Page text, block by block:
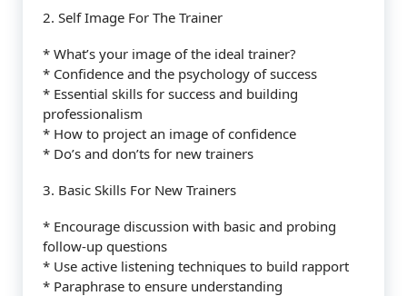
2. Self Image For The Trainer
* What’s your image of the ideal trainer?
* Confidence and the psychology of success
* Essential skills for success and building
professionalism
* How to project an image of confidence
* Do’s and don’ts for new trainers
3. Basic Skills For New Trainers
* Encourage discussion with basic and probing
follow-up questions
* Use active listening techniques to build rapport
* Paraphrase to ensure understanding